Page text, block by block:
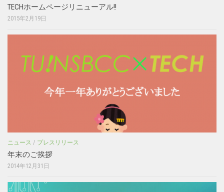
TECHホームページリニューアル!!
2015年2月19日
ニュース / プレスリリース
年末のご挨拶
2014年12月31日